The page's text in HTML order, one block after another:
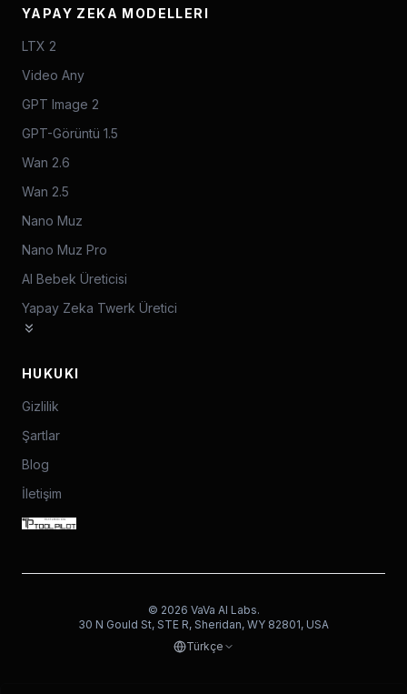
YAPAY ZEKA MODELLERI
LTX 2
Video Any
GPT Image 2
GPT-Görüntü 1.5
Wan 2.6
Wan 2.5
Nano Muz
Nano Muz Pro
AI Bebek Üreticisi
Yapay Zeka Twerk Üretici
HUKUKI
Gizlilik
Şartlar
Blog
İletişim
© 2026 VaVa AI Labs.
30 N Gould St, STE R, Sheridan, WY 82801, USA
Türkçe